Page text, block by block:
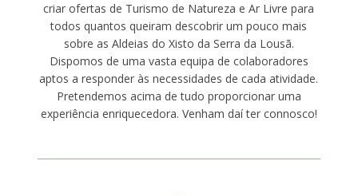
criar ofertas de Turismo de Natureza e Ar Livre para
todos quantos queiram descobrir um pouco mais
sobre as Aldeias do Xisto da Serra da Lousã.
Dispomos de uma vasta equipa de colaboradores
aptos a responder às necessidades de cada atividade.
Pretendemos acima de tudo proporcionar uma
experiência enriquecedora. Venham daí ter connosco!